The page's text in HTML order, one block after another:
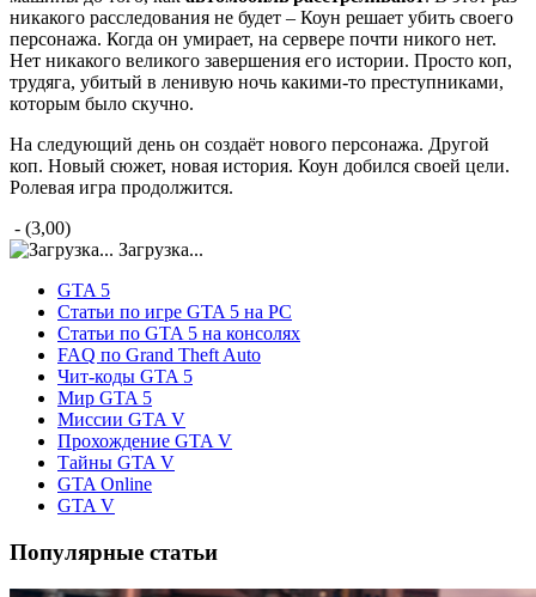
никакого расследования не будет – Коун решает убить своего
персонажа. Когда он умирает, на сервере почти никого нет.
Нет никакого великого завершения его истории. Просто коп,
трудяга, убитый в ленивую ночь какими-то преступниками,
которым было скучно.
На следующий день он создаёт нового персонажа. Другой
коп. Новый сюжет, новая история. Коун добился своей цели.
Ролевая игра продолжится.
- (3,00)
Загрузка...
GTA 5
Статьи по игре GTA 5 на PC
Статьи по GTA 5 на консолях
FAQ по Grand Theft Auto
Чит-коды GTA 5
Мир GTA 5
Миссии GTA V
Прохождение GTA V
Тайны GTA V
GTA Online
GTA V
Популярные статьи